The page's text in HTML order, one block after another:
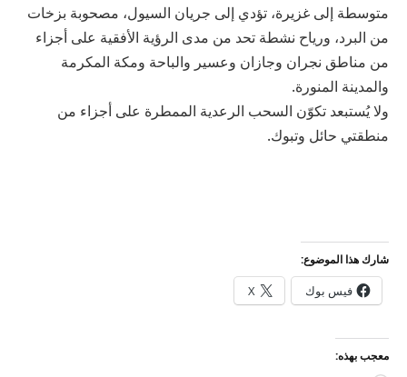
متوسطة إلى غزيرة، تؤدي إلى جريان السيول، مصحوبة بزخات
من البرد، ورياح نشطة تحد من مدى الرؤية الأفقية على أجزاء
من مناطق نجران وجازان وعسير والباحة ومكة المكرمة
والمدينة المنورة.
ولا يُستبعد تكوّن السحب الرعدية الممطرة على أجزاء من
منطقتي حائل وتبوك.
شارك هذا الموضوع:
فيس بوك X
معجب بهذه: